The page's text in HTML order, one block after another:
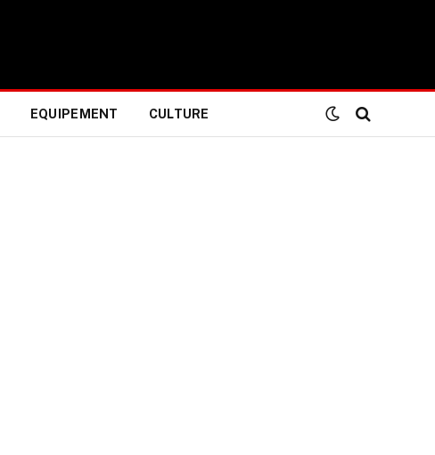
EQUIPEMENT CULTURE